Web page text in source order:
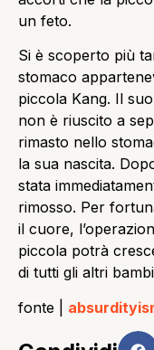
un feto.
Si è scoperto più
stomaco
piccola Kang. Il
non è riuscito a
rimasto nello
la sua nascita.
stata
rimosso. Per
il cuore,
piccola potrà
di tutti gli altri
fonte |